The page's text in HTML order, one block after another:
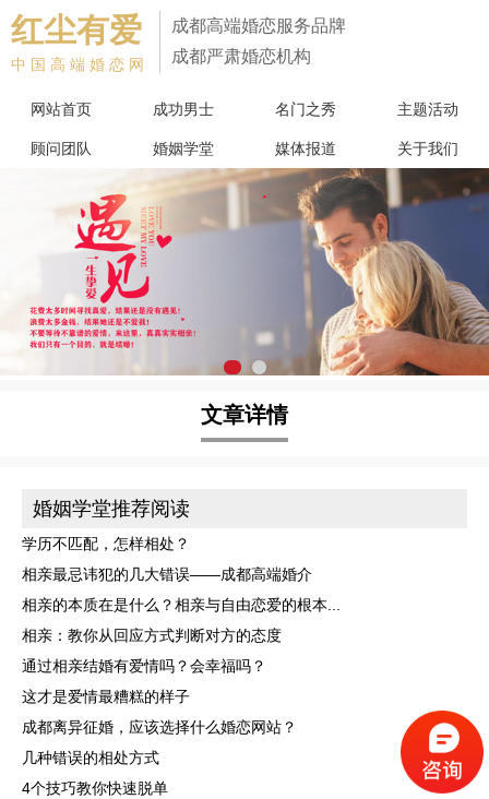
红尘有爱
中国高端婚恋网
成都高端婚恋服务品牌
成都严肃婚恋机构
网站首页 成功男士 名门之秀 主题活动
顾问团队 婚姻学堂 媒体报道 关于我们
文章详情
婚姻学堂推荐阅读
学历不匹配，怎样相处？
相亲最忌讳犯的几大错误——成都高端婚介
相亲的本质在是什么？相亲与自由恋爱的根本...
相亲：教你从回应方式判断对方的态度
通过相亲结婚有爱情吗？会幸福吗？
这才是爱情最糟糕的样子
成都离异征婚，应该选择什么婚恋网站？
几种错误的相处方式
4个技巧教你快速脱单